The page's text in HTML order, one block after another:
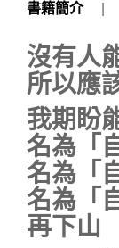
書籍簡介
沒有人
所以應
我期盼
名為「
名為「
名為「
再下山